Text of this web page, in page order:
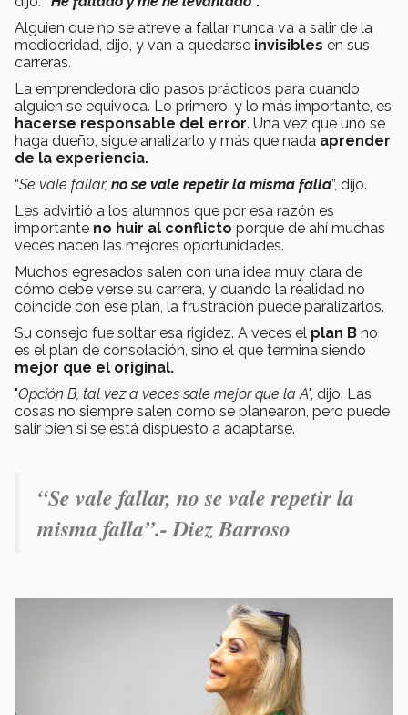
Alguien que no se atreve a fallar nunca va a salir de la
mediocridad, dijo, y van a quedarse invisibles en sus
carreras.
La emprendedora dio pasos prácticos para cuando
alguien se equivoca. Lo primero, y lo más importante, es
hacerse responsable del error. Una vez que uno se
haga dueño, sigue analizarlo y más que nada aprender
de la experiencia.
“Se vale fallar, no se vale repetir la misma falla”, dijo.
Les advirtió a los alumnos que por esa razón es
importante no huir al conflicto porque de ahí muchas
veces nacen las mejores oportunidades.
Muchos egresados salen con una idea muy clara de
cómo debe verse su carrera, y cuando la realidad no
coincide con ese plan, la frustración puede paralizarlos.
Su consejo fue soltar esa rigidez. A veces el plan B no
es el plan de consolación, sino el que termina siendo
mejor que el original.
"Opción B, tal vez a veces sale mejor que la A", dijo. Las
cosas no siempre salen como se planearon, pero puede
salir bien si se está dispuesto a adaptarse.
“Se vale fallar, no se vale repetir la
misma falla”.- Diez Barroso